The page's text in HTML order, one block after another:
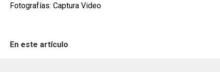
Fotografías: Captura Video
En este artículo